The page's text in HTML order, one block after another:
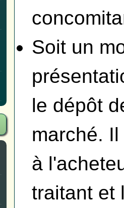
Soit un
le dépôt
marché.
à
traitant et